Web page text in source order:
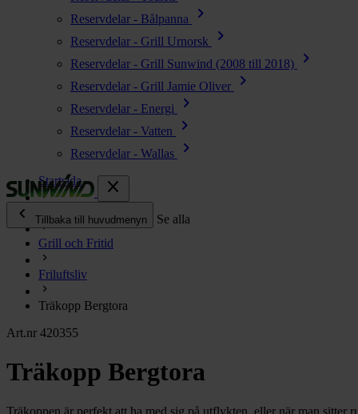
Reservdelar - Bålpanna chevron_right
Reservdelar - Grill Urnorsk chevron_right
Reservdelar - Grill Sunwind (2008 till 2018) chevron_right
Reservdelar - Grill Jamie Oliver chevron_right
Reservdelar - Energi chevron_right
Reservdelar - Vatten chevron_right
Reservdelar - Wallas
chevron_right
close
chevron_left
Tillbaka till huvudmenyn Se alla
Energi chevron_right
Kök & Gasol
Värme chevron_right
Vatten
Toalett
chevron_right
Lacanche
Startsida
Grill och Fritid
Friluftsliv
Träkopp Bergtora
Art.nr 420355
Träkopp Bergtora
Träkoppen är perfekt att ha med sig på utflykten, eller när man sitter